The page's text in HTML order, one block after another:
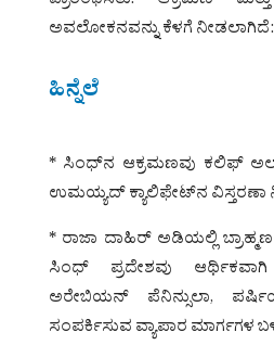
ಅವಲೋಕನವನ್ನು ಕೆಳಗೆ ನೀಡಲಾಗಿದೆ:
ಹಿನ್ನೆಲೆ
* ಸಿಂಧ್‌ನ ಆಕ್ರಮಣವು ಕಲಿಫ್
ಉಮಯ್ಯದ್ ಕ್ಯಾಲಿಫೇಟ್‌ನ ವಿಸ್ತರಣಾ
* ರಾಜಾ ದಾಹಿರ್ ಅಡಿಯಲ್ಲಿ
ಸಿಂಧ್ ಪ್ರದೇಶವು ಆರ್ಥಿಕವಾಗಿ
ಅರೇಬಿಯನ್ ಪೆನಿನ್ಸುಲಾ,
ಸಂಪರ್ಕಿಸುವ ವ್ಯಾಪಾರ ಮಾರ್ಗಗಳ